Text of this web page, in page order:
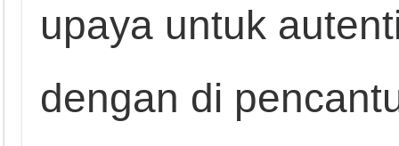
upaya untuk
dengan di